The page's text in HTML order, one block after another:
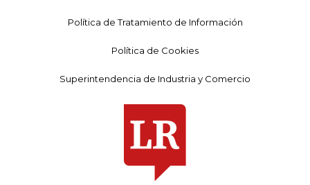
Política de Tratamiento de Información
Política de Cookies
Superintendencia de Industria y Comercio